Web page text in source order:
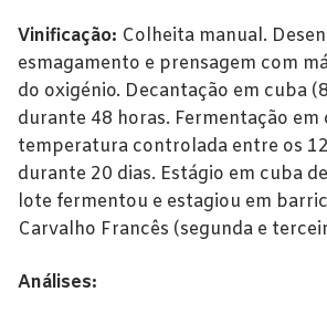
Vinificação: Colheita manual.
esmagamento e prensagem com
do oxigénio. Decantação em cuba
durante 48 horas. Fermentação em
temperatura controlada entre os
durante 20 dias. Estágio em cuba
lote fermentou e estagiou em
Carvalho Francês (segunda e
Análises: